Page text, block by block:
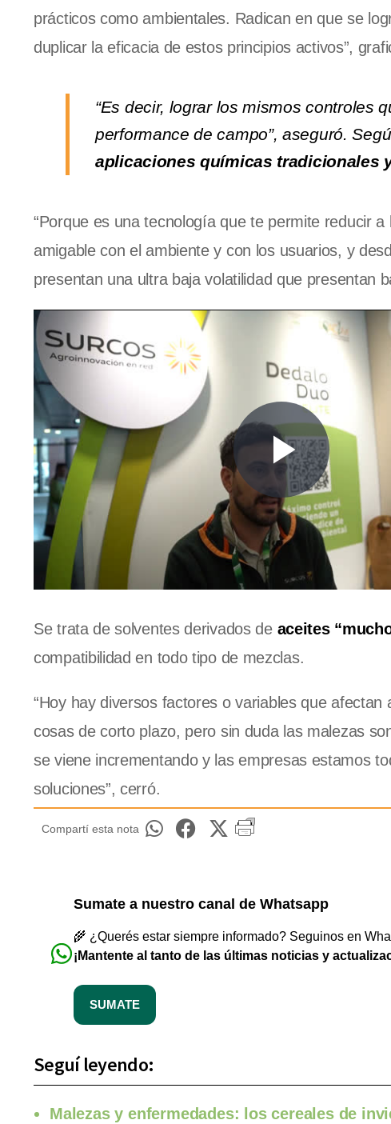
prácticos como ambientales. Radican en que se
duplicar la eficacia de estos principios activos”,
“Es decir, lograr los mismos controles
performance de campo”, aseguró.
aplicaciones químicas tradicionales
“Porque es una tecnología que te permite reducir
amigable con el ambiente y con los usuarios, y
presentan una ultra baja volatilidad que presentan
Se trata de solventes derivados de aceites
compatibilidad en todo tipo de mezclas.
“Hoy hay diversos factores o variables que
cosas de corto plazo, pero sin duda las malezas
se viene incrementando y las empresas estamos
soluciones”, cerró.
Compartí esta nota
Sumate a nuestro canal de Whatsapp
🌾 ¿Querés estar siempre informado? Seguinos en
¡Mantente al tanto de las últimas noticias y
SUMATE
Seguí leyendo:
Malezas y enfermedades: los cereales de